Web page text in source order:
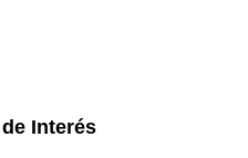
Interés